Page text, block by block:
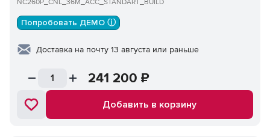
NC260P_CNL_36M_ACC_STANDART_BUILD
Попробовать ДЕМО ⓘ
Доставка на почту 13 августа или раньше
241 200 ₽
Добавить в корзину